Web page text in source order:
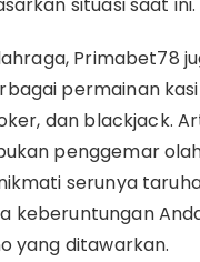
situasi saat ini.
Primabet78
permainan
dan blackjack.
penggemar
serunya
keberuntungan
yang ditawarkan.